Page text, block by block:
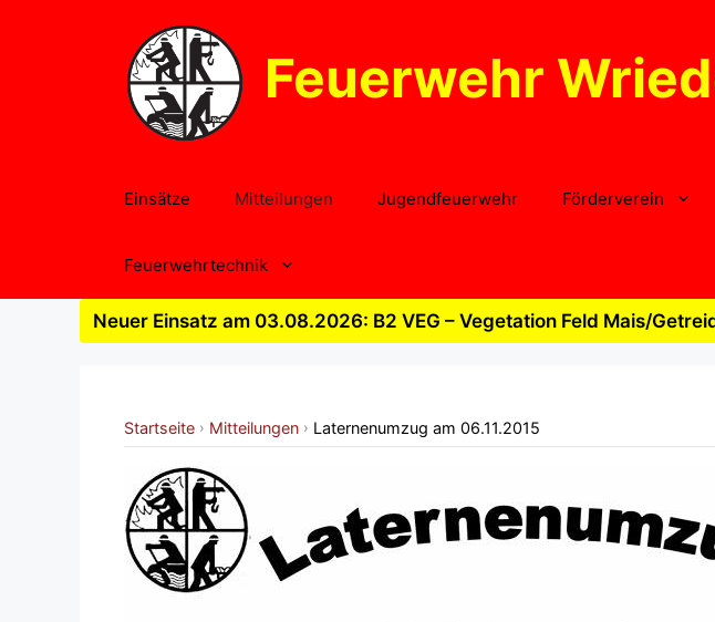
Feuerwehr
Einsätze Mitteilungen Jugendfeuerwehr Förderverein
Feuerwehrtechnik
Neuer Einsatz am 03.08.2026: B2 VEG – Vegetation Feld Mais/
Startseite › Mitteilungen › Laternenumzug am 06.11.2015